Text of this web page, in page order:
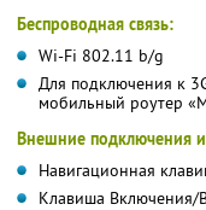
Беспроводная связь:
Wi-Fi 802.11 b/g
Для подключения к
мобильный роутер
Внешние подключения
Навигационная
Клавиша Включения/